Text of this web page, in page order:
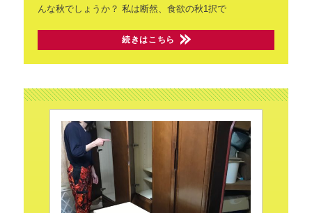
んな秋でしょうか？ 私は断然、食欲の秋1択で
続きはこちら